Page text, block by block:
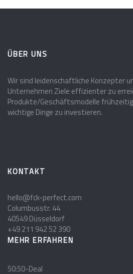
ÜBER UNS
Wir sind leidenschaftliche Konzepter
Unternehmen Ziele effizienter zu
Produkte/Geschäftsmodelle
wichtige Dinge zu investieren.
KONTAKT
hello@fck-perfect.com
Columbusstr. 44
40549 Düsseldorf
+49 211 942 52 390
MEHR ERFAHREN
50:50-Deal